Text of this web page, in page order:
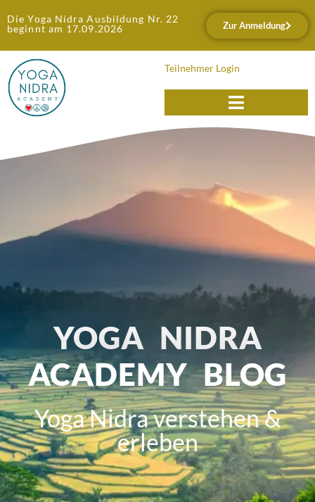
Die Yoga Nidra Ausbildung Nr. 22
beginnt am 17.09.2026
Zur Anmeldung
Teilnehmer Login
YOGA NIDRA
ACADEMY BLOG
Yoga Nidra verstehen &
erleben